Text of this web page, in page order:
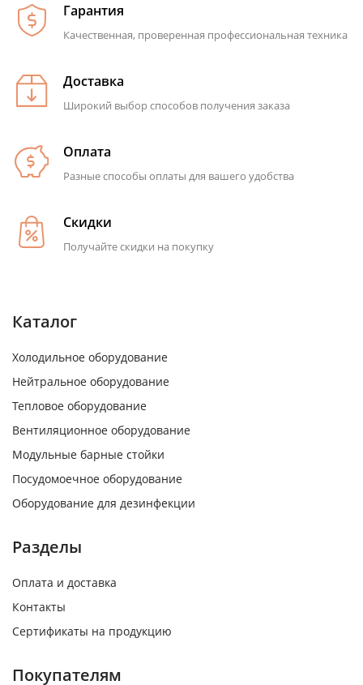
Гарантия
Качественная, проверенная профессиональная техника
Доставка
Широкий выбор способов получения заказа
Оплата
Разные способы оплаты для вашего удобства
Скидки
Получайте скидки на покупку
Каталог
Холодильное оборудование
Нейтральное оборудование
Тепловое оборудование
Вентиляционное оборудование
Модульные барные стойки
Посудомоечное оборудование
Оборудование для дезинфекции
Разделы
Оплата и доставка
Контакты
Сертификаты на продукцию
Покупателям